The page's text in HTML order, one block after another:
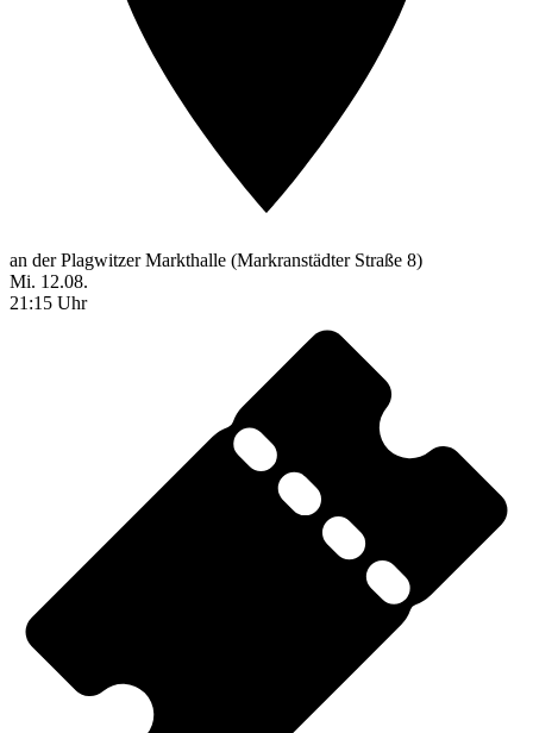
an der Plagwitzer Markthalle (Markranstädter Straße 8)
Mi. 12.08.
21:15 Uhr